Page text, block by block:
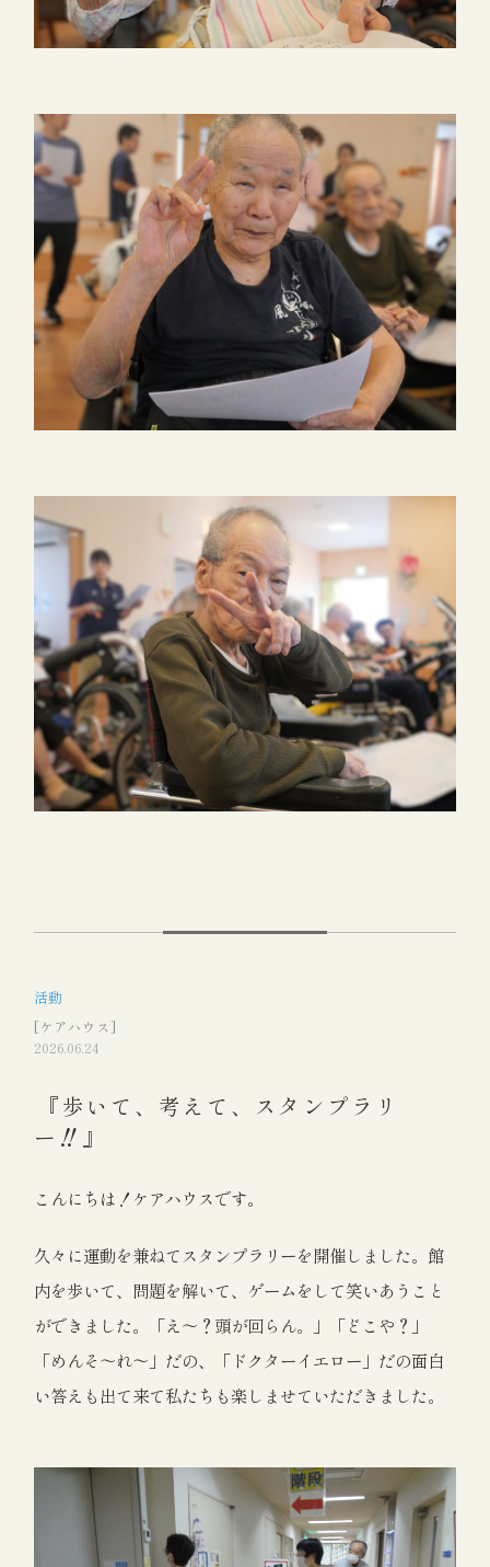
活動
[ケアハウス]
2026.06.24
『歩いて、考えて、スタンプラリ
ー‼』
こんにちは！ケアハウスです。
久々に運動を兼ねてスタンプラリーを開催しました。館
内を歩いて、問題を解いて、ゲームをして笑いあうこと
ができました。「え～？頭が回らん。」「どこや？」
「めんそ～れ～」だの、「ドクターイエロー」だの面白
い答えも出て来て私たちも楽しませていただきました。